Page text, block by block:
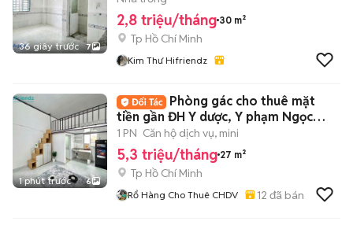
36 giây trước 7
2,8 triệu/tháng 30 m²
Tp Hồ Chí Minh
Kim Thư Hifriendz
1 phút trước 6
Phòng gác cho thuê mặt
tiền gần ĐH Y dược, Y phạm Ngọc
Thạch,ở 2-3ng
1 PN Căn hộ dịch vụ, mini
5,3 triệu/tháng 27 m²
Tp Hồ Chí Minh
Rổ Hàng Cho Thuê CHDV 12 đã bán